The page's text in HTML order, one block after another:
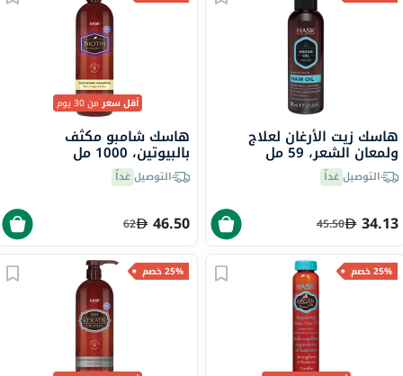
هاسك زيت الأرغان لعلاج
ولمعان الشعر، 59 مل
التوصيلغداً
34.13
45.50
أقل سعرمن 30 يوم
هاسك شامبو مكثف
بالبيوتين، 1000 مل
التوصيلغداً
46.50
62
25% خصم 25% خصم